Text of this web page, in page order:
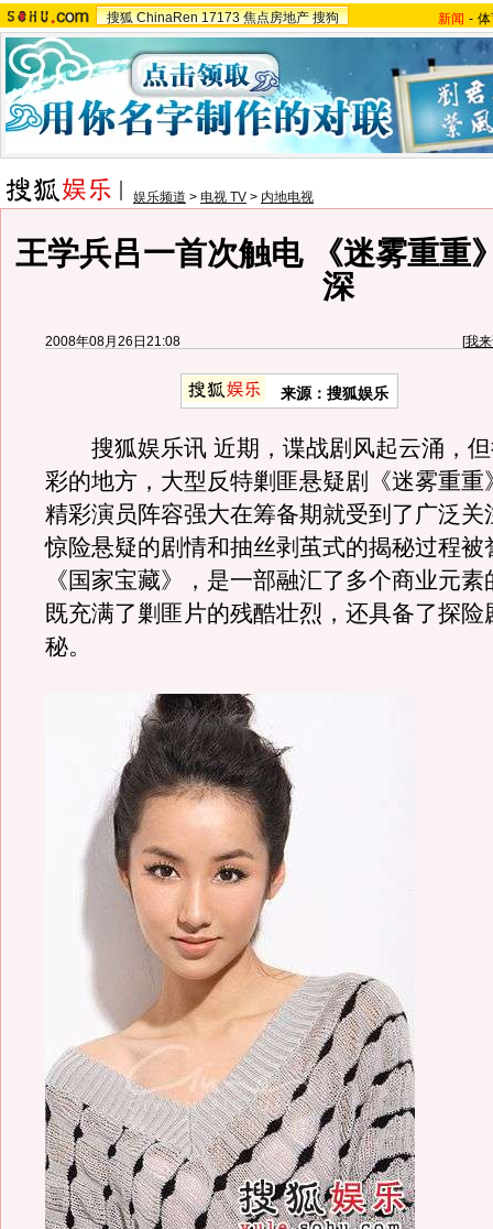
搜狐 ChinaRen 17173 焦点房地产 搜狗 新闻 -
娱乐频道 > 电视 TV > 内地电视
王学兵吕一首次触电 《迷雾重重
深
2008年08月26日21:08 [我
来源：搜狐娱乐
搜狐娱乐讯 近期，谍战剧风起云涌，但
彩的地方，大型反特剿匪悬疑剧《迷雾重重
精彩演员阵容强大在筹备期就受到了广泛关
惊险悬疑的剧情和抽丝剥茧式的揭秘过程被
《国家宝藏》，是一部融汇了多个商业元
既充满了剿匪片的残酷壮烈，还具备了探险
秘。